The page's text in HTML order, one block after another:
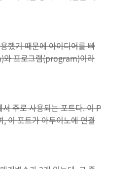
했기 때문에 아이디어를 빠
와 프로그램(program)이라
주로 사용되는 포트다. 이 P
이 포트가 아두이노에 연결